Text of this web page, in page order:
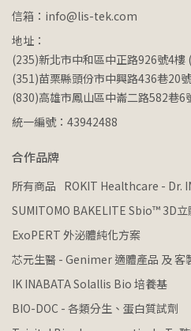
信箱：info@lis-tek.com
地址：
(235)新北市中和區中正路926號4樓
(351)苗栗縣頭份市中興路436巷20
(830)高雄市鳳山區中崙二路582巷6
統一編號：43942488
合作品牌
所有商品 ROKIT Healthcare - Dr.
SUMITOMO BAKELITE Sbio™ 3D
ExoPERT 外泌體純化方案
芯元生醫 - Genimer 適體產品 及 客
IK INABATA Solallis Bio 培養基
BIO-DOC - 各類分生、蛋白質試劑